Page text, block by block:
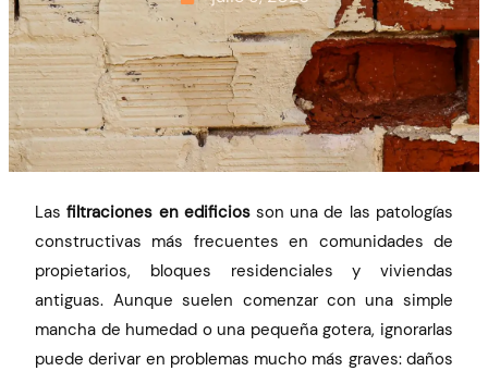
Lasfiltraciones en edificiosson una de las patologías
constructivas más frecuentes en comunidades de
propietarios, bloques residenciales y viviendas
antiguas. Aunque suelen comenzar con una simple
mancha de humedad o una pequeña gotera, ignorarlas
puede derivar en problemas mucho más graves: daños